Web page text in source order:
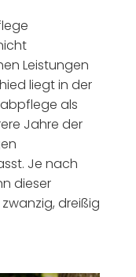
Leistungen
liegt in der
als
Jahre der
Je nach
dieser
dreißig